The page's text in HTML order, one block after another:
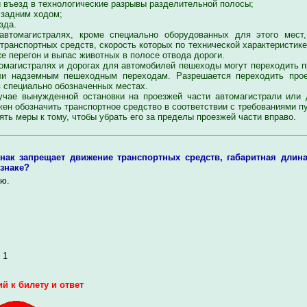
в технологические разрывы разделительной полосы;
ходом;
кроме специально оборудованных для этого мест,
средств, скорость которых по технической
перегон и выпас животных в полосе отвода дороги.
и дорогах для автомобилей пешеходы могут переходить
надземным пешеходным переходам. Разрешается переходить
обозначенных местах.
вынужденной остановки на проезжей части автомагистрали или
обозначить транспортное средство в соответствии с требованиями
меры к тому, чтобы убрать его за пределы проезжей части вправо.
запрещает движение транспортных средств, габаритная
к билету и ответ